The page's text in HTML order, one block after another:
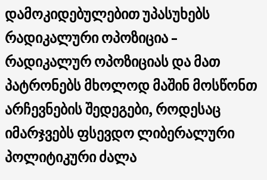
დამოკიდებულებით უპასუხებს
რადიკალური ოპოზიცია –
რადიკალურ ოპოზიციას და მათ
პატრონებს მხოლოდ მაშინ მოსწონთ
არჩევნების შედეგები, როდესაც
იმარჯვებს ფსევდო ლიბერალური
პოლიტიკური ძალა